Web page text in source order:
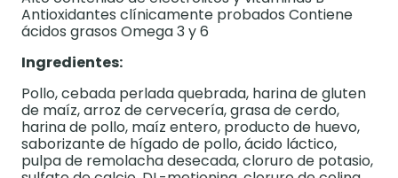
Antioxidantes clínicamente probados Contiene
ácidos grasos Omega 3 y 6
Ingredientes:
Pollo, cebada perlada quebrada, harina de gluten
de maíz, arroz de cervecería, grasa de cerdo,
harina de pollo, maíz entero, producto de huevo,
saborizante de hígado de pollo, ácido láctico,
pulpa de remolacha desecada, cloruro de potasio,